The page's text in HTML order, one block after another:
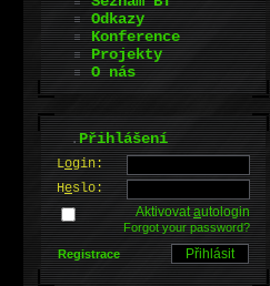
Odkazy
Konference
Projekty
O nás
.Přihlášení
Login:
Heslo:
Aktivovatautologin
Forgot your password?
Registrace